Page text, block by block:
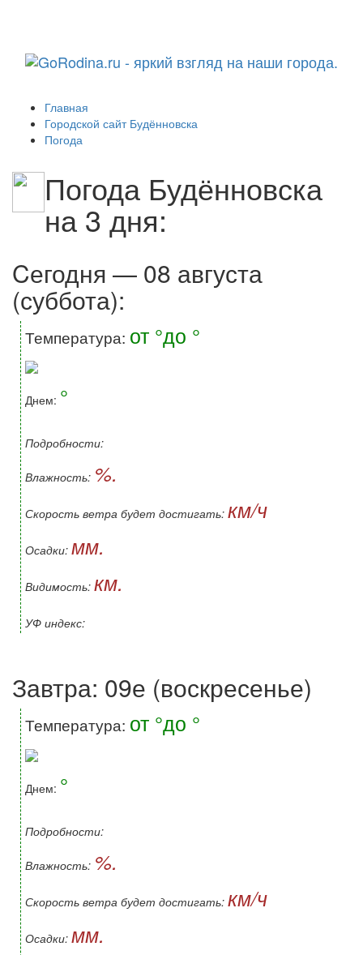
Главная
Городской сайт Будённовска
Погода
Погода Будённовска
на 3 дня:
Cегодня — 08 августа
(суббота):
Температура: от °до °
Днем: °
Подробности:
Влажность: %.
Скорость ветра будет достигать: км/ч
Осадки: мм.
Видимость: км.
УФ индекс:
Завтра: 09е (воскресенье)
Температура: от °до °
Днем: °
Подробности:
Влажность: %.
Скорость ветра будет достигать: км/ч
Осадки: мм.